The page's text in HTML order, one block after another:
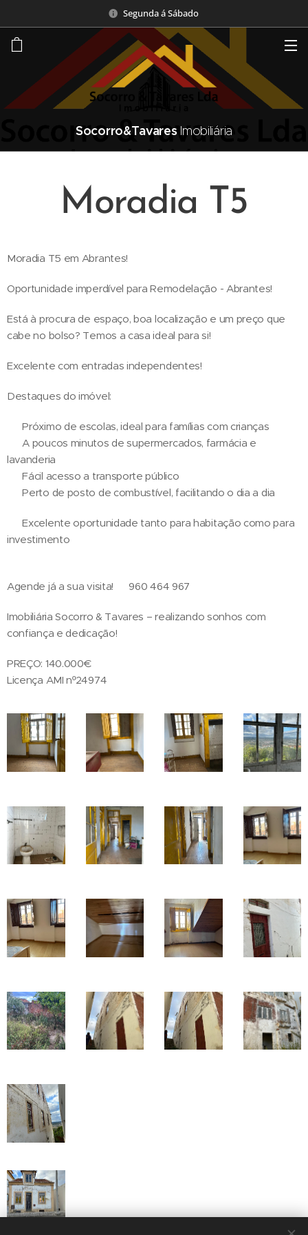
Segunda á Sábado
Socorro&TavaresImobiliária
Moradia T5
Moradia T5 em Abrantes!
Oportunidade imperdível para Remodelação - Abrantes!
Está à procura de espaço, boa localização e um preço que
cabe no bolso? Temos a casa ideal para si!
Excelente com entradas independentes!
Destaques do imóvel:
✔ Próximo de escolas, ideal para famílias com crianças
✔ A poucos minutos de supermercados, farmácia e
lavanderia
✔ Fácil acesso a transporte público
✔ Perto de posto de combustível, facilitando o dia a dia
✔️ Excelente oportunidade tanto para habitação como para
investimento
Agende já a sua visita! 📞960 464 967
Imobiliária Socorro & Tavares – realizando sonhos com
confiança e dedicação!
PREÇO: 140.000€
Licença AMI nº24974